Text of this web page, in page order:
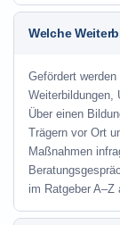
Welche
Gefördert
Weiterbildungen,
Über einen
Trägern vor Ort
Maßnahmen
im Ratgeber A–Z